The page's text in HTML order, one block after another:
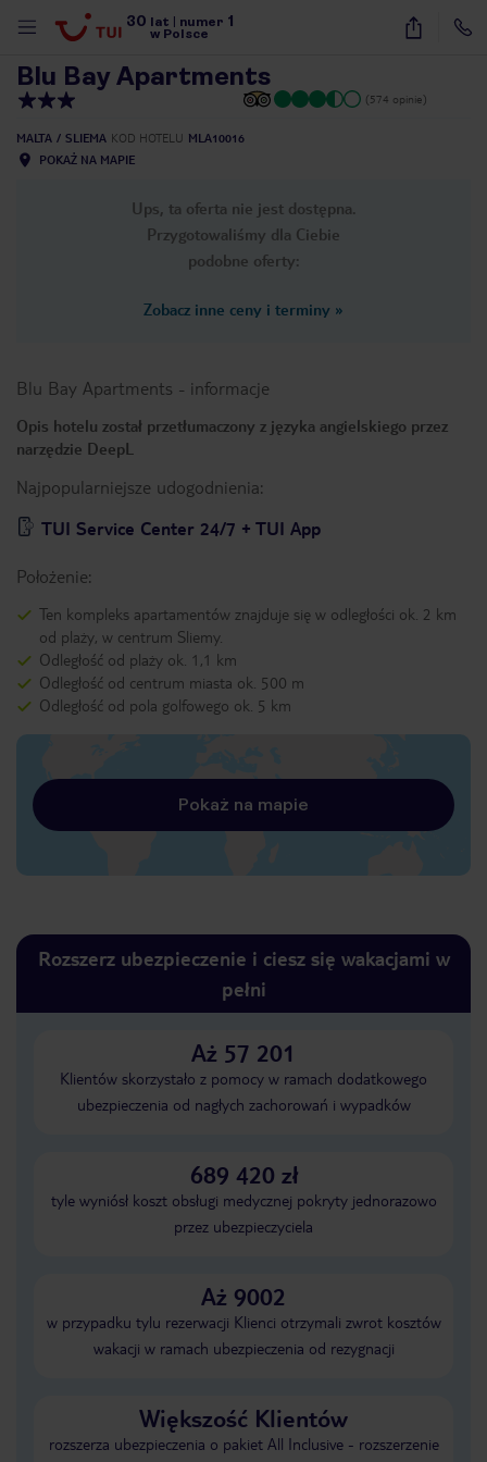
30 lat numer 1
w Polsce
45
Blu Bay Apartments
(574 opinie)
MALTA SLIEMA KOD HOTELU MLA10016
POKAŻ NA MAPIE
Ups, ta oferta nie jest dostępna.
Przygotowaliśmy dla Ciebie
podobne oferty:
Zobacz inne ceny i terminy »
Blu Bay Apartments - informacje
Opis hotelu został przetłumaczony z języka angielskiego przez
narzędzie DeepL
Najpopularniejsze udogodnienia:
TUI Service Center 24/7 + TUI App
Położenie:
Ten kompleks apartamentów znajduje się w odległości ok. 2 km
od plaży, w centrum Sliemy.
Odległość od plaży ok. 1,1 km
Odległość od centrum miasta ok. 500 m
Odległość od pola golfowego ok. 5 km
Pokaż na mapie
Rozszerz ubezpieczenie i ciesz się wakacjami w
pełni
Aż 57 201
Klientów skorzystało z pomocy w ramach dodatkowego
ubezpieczenia od nagłych zachorowań i wypadków
689 420 zł
tyle wyniósł koszt obsługi medycznej pokryty jednorazowo
przez ubezpieczyciela
Aż 9002
w przypadku tylu rezerwacji Klienci otrzymali zwrot kosztów
wakacji w ramach ubezpieczenia od rezygnacji
Większość Klientów
rozszerza ubezpieczenia o pakiet All Inclusive - rozszerzenie